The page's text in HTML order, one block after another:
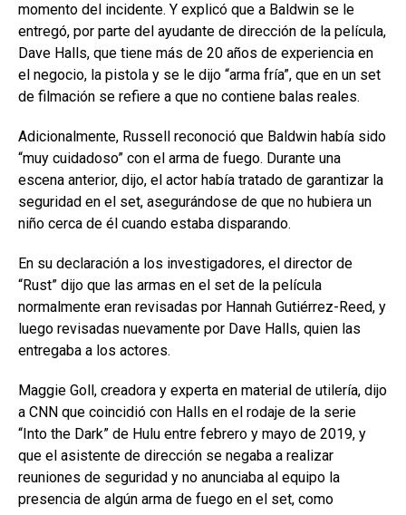
momento del incidente. Y explicó que a Baldwin se le
entregó, por parte del ayudante de dirección de la película,
Dave Halls, que tiene más de 20 años de experiencia en
el negocio, la pistola y se le dijo “arma fría”, que en un set
de filmación se refiere a que no contiene balas reales.
Adicionalmente, Russell reconoció que Baldwin había sido
“muy cuidadoso” con el arma de fuego. Durante una
escena anterior, dijo, el actor había tratado de garantizar la
seguridad en el set, asegurándose de que no hubiera un
niño cerca de él cuando estaba disparando.
En su declaración a los investigadores, el director de
“Rust” dijo que las armas en el set de la película
normalmente eran revisadas por Hannah Gutiérrez-Reed, y
luego revisadas nuevamente por Dave Halls, quien las
entregaba a los actores.
Maggie Goll, creadora y experta en material de utilería, dijo
a CNN que coincidió con Halls en el rodaje de la serie
“Into the Dark” de Hulu entre febrero y mayo de 2019, y
que el asistente de dirección se negaba a realizar
reuniones de seguridad y no anunciaba al equipo la
presencia de algún arma de fuego en el set, como